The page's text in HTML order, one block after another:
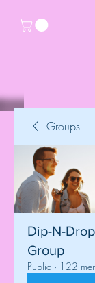
Groups
Dip-N-
Group
Public · 122